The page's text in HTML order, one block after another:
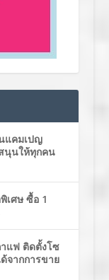
แคมเปญ
นุนให้ทุกคน
เศษ ซื้อ 1
แฟ ติดตั้งโซ
จากการขาย